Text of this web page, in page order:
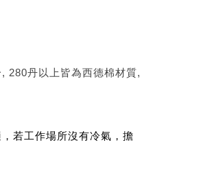
280丹以上皆為西德棉材質,
若工作場所沒有冷氣，擔